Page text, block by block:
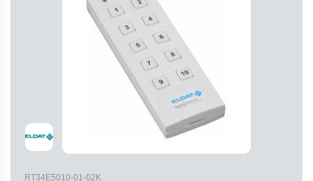
RT34E5010-01-02K